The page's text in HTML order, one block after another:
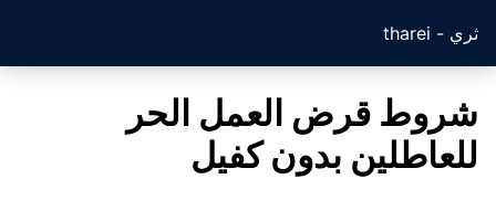
ثري - tharei
شروط قرض العمل الحر
للعاطلين بدون كفيل